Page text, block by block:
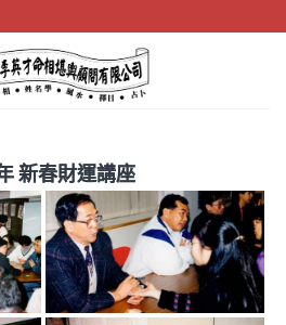
新春財運講座